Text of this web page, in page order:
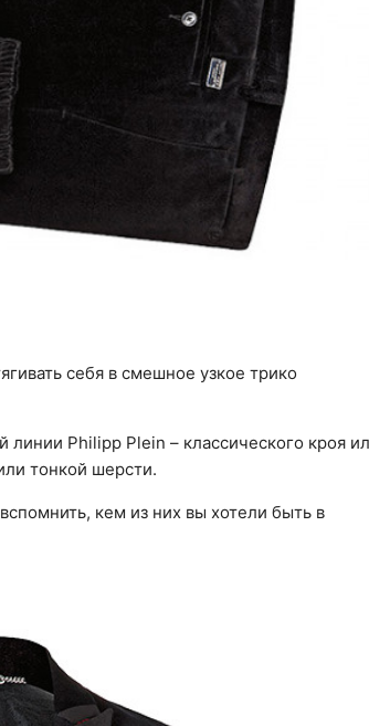
себя в смешное узкое трико
Philipp Plein – классического кроя
тонкой шерсти.
кем из них вы хотели быть в